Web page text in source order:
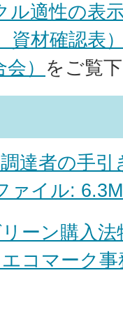
ル適性の表
資材確認表
） をご覧
達者の手引
ァイル:
ーン購入法
エコマーク